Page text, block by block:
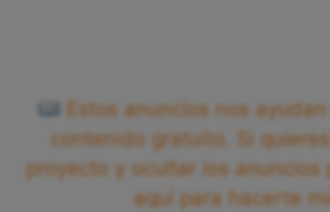
Estos anuncios nos
contenido gratuito. Si
proyecto y ocultar los anuncios
aquí para hacerte